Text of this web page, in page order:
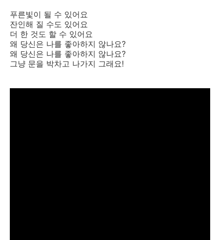
푸른빛이 될 수 있어요
잔인해 질 수도 있어요
더 한 것도 할 수 있어요
왜 당신은 나를 좋아하지 않나요?
왜 당신은 나를 좋아하지 않나요?
그냥 문을 박차고 나가지 그래요!